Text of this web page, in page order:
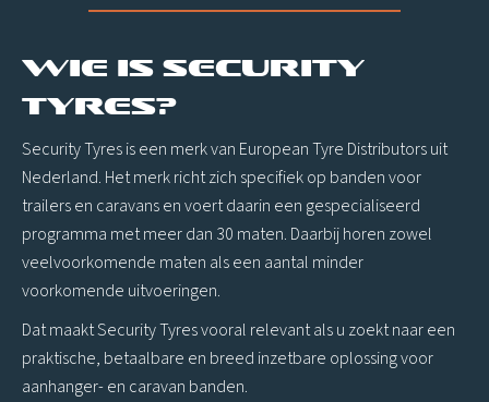
Wie is Security
Tyres?
Security Tyres is een merk van European Tyre Distributors uit
Nederland. Het merk richt zich specifiek op banden voor
trailers en caravans en voert daarin een gespecialiseerd
programma met meer dan 30 maten. Daarbij horen zowel
veelvoorkomende maten als een aantal minder
voorkomende uitvoeringen.
Dat maakt Security Tyres vooral relevant als u zoekt naar een
praktische, betaalbare en breed inzetbare oplossing voor
aanhanger- en caravan banden.